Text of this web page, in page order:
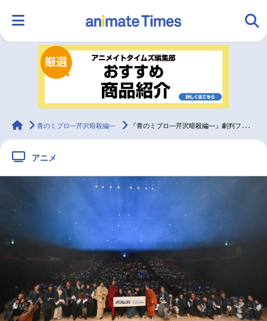
ランキング アニメ
ラジオ
アニメ記事一覧 声優記事一覧
アニメ映画一覧 実写化映画一覧
今期アニメ曜日別一覧
animateTimes
青のミブロ—芹沢暗殺編— 『青のミブロ—芹沢暗殺編—』劇判フェス「ミブロック」公式レポート
アニメ